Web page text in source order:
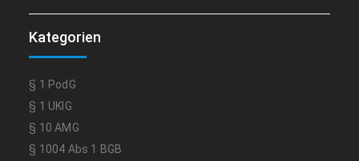
Kategorien
§ 1 PodG
§ 1 UKlG
§ 10 AMG
§ 1004 Abs 1 BGB